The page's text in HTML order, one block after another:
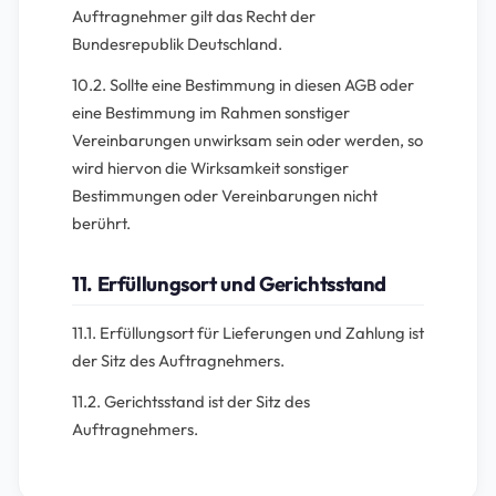
Auftragnehmer gilt das Recht der
Bundesrepublik Deutschland.
10.2. Sollte eine Bestimmung in diesen AGB oder
eine Bestimmung im Rahmen sonstiger
Vereinbarungen unwirksam sein oder werden, so
wird hiervon die Wirksamkeit sonstiger
Bestimmungen oder Vereinbarungen nicht
berührt.
11. Erfüllungsort und Gerichtsstand
11.1. Erfüllungsort für Lieferungen und Zahlung ist
der Sitz des Auftragnehmers.
11.2. Gerichtsstand ist der Sitz des
Auftragnehmers.